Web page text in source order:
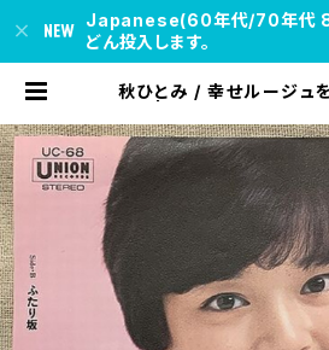
Japanese(60年代/70年代
どん投入します。
秋ひとみ / 幸せルージュ